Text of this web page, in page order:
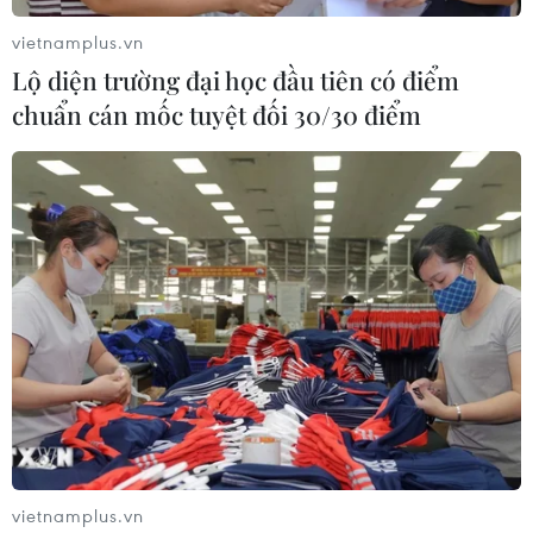
#Bảo tồn #Phong tục tập quán
#Không gian văn hóa
#Du lịch Xanh
#Xu hướng #Trải nghiệm
vietnamplus.vn
Lộ diện trường đại học đầu tiên có điểm
chuẩn cán mốc tuyệt đối 30/30 điểm
vietnamplus.vn